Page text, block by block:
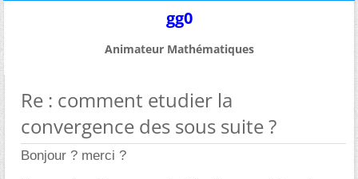
gg0
Animateur Mathématiques
Re : comment etudier la
convergence des sous suite ?
Bonjour ? merci ?